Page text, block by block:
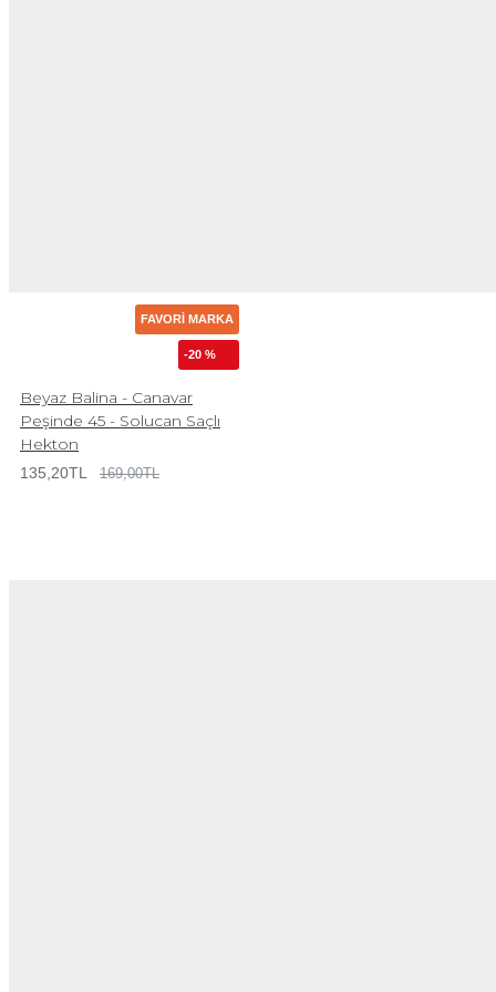
FAVORI MARKA
-20 %
Beyaz Balina - Canavar
Peşinde 45 - Solucan Saçlı
Hekton
135,20TL 169,00TL